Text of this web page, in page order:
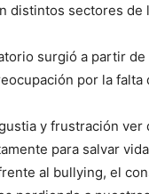
distintos sectores de
surgió a partir
por la falta
y frustración
para salvar
al bullying, el